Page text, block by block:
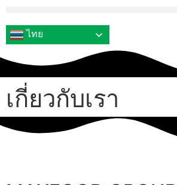
ไทย
เกี่ยวกับเรา